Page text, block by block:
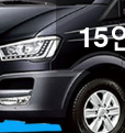
15